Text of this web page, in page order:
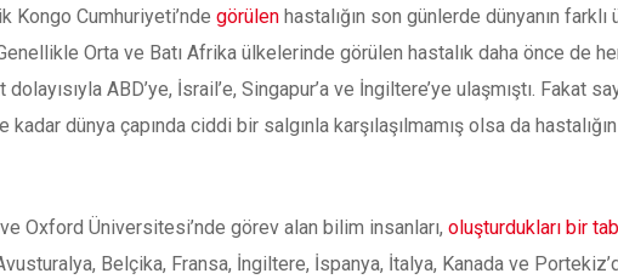
Kongo Cumhuriyeti’nde görülen hastalığın son günlerde dünyanın
Orta ve Batı Afrika ülkelerinde görülen hastalık daha önce de
ABD’ye, İsrail’e, Singapur’a ve İngiltere’ye ulaşmıştı. Fakat
kadar dünya çapında ciddi bir salgınla karşılaşılmamış olsa da
Oxford Üniversitesi’nde görev alan bilim insanları, oluşturdukları bir
Belçika, Fransa, İngiltere, İspanya, İtalya, Kanada ve